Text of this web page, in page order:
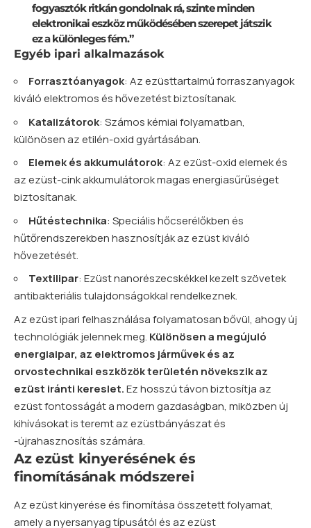
fogyasztók ritkán gondolnak rá, szinte minden
elektronikai eszköz működésében szerepet játszik
ez a különleges fém.”
Egyéb ipari alkalmazások
Forrasztóanyagok: Az ezüsttartalmú forraszanyagok
kiváló elektromos és hővezetést biztosítanak.
Katalizátorok: Számos kémiai folyamatban,
különösen az etilén-oxid gyártásában.
Elemek és akkumulátorok: Az ezüst-oxid elemek és
az ezüst-cink akkumulátorok magas energiasűrűséget
biztosítanak.
Hűtéstechnika: Speciális hőcserélőkben és
hűtőrendszerekben hasznosítják az ezüst kiváló
hővezetését.
Textilipar: Ezüst nanorészecskékkel kezelt szövetek
antibakteriális tulajdonságokkal rendelkeznek.
Az ezüst ipari felhasználása folyamatosan bővül, ahogy új
technológiák jelennek meg. Különösen a megújuló
energiaipar, az elektromos járművek és az
orvostechnikai eszközök területén növekszik az
ezüst iránti kereslet.Ez hosszú távon biztosítja az
ezüst fontosságát a modern gazdaságban, miközben új
kihívásokat is teremt az ezüstbányászat és
-újrahasznosítás számára.
Az ezüst kinyerésének és
finomításának módszerei
Az ezüst kinyerése és finomítása összetett folyamat,
amely a nyersanyag típusától és az ezüst